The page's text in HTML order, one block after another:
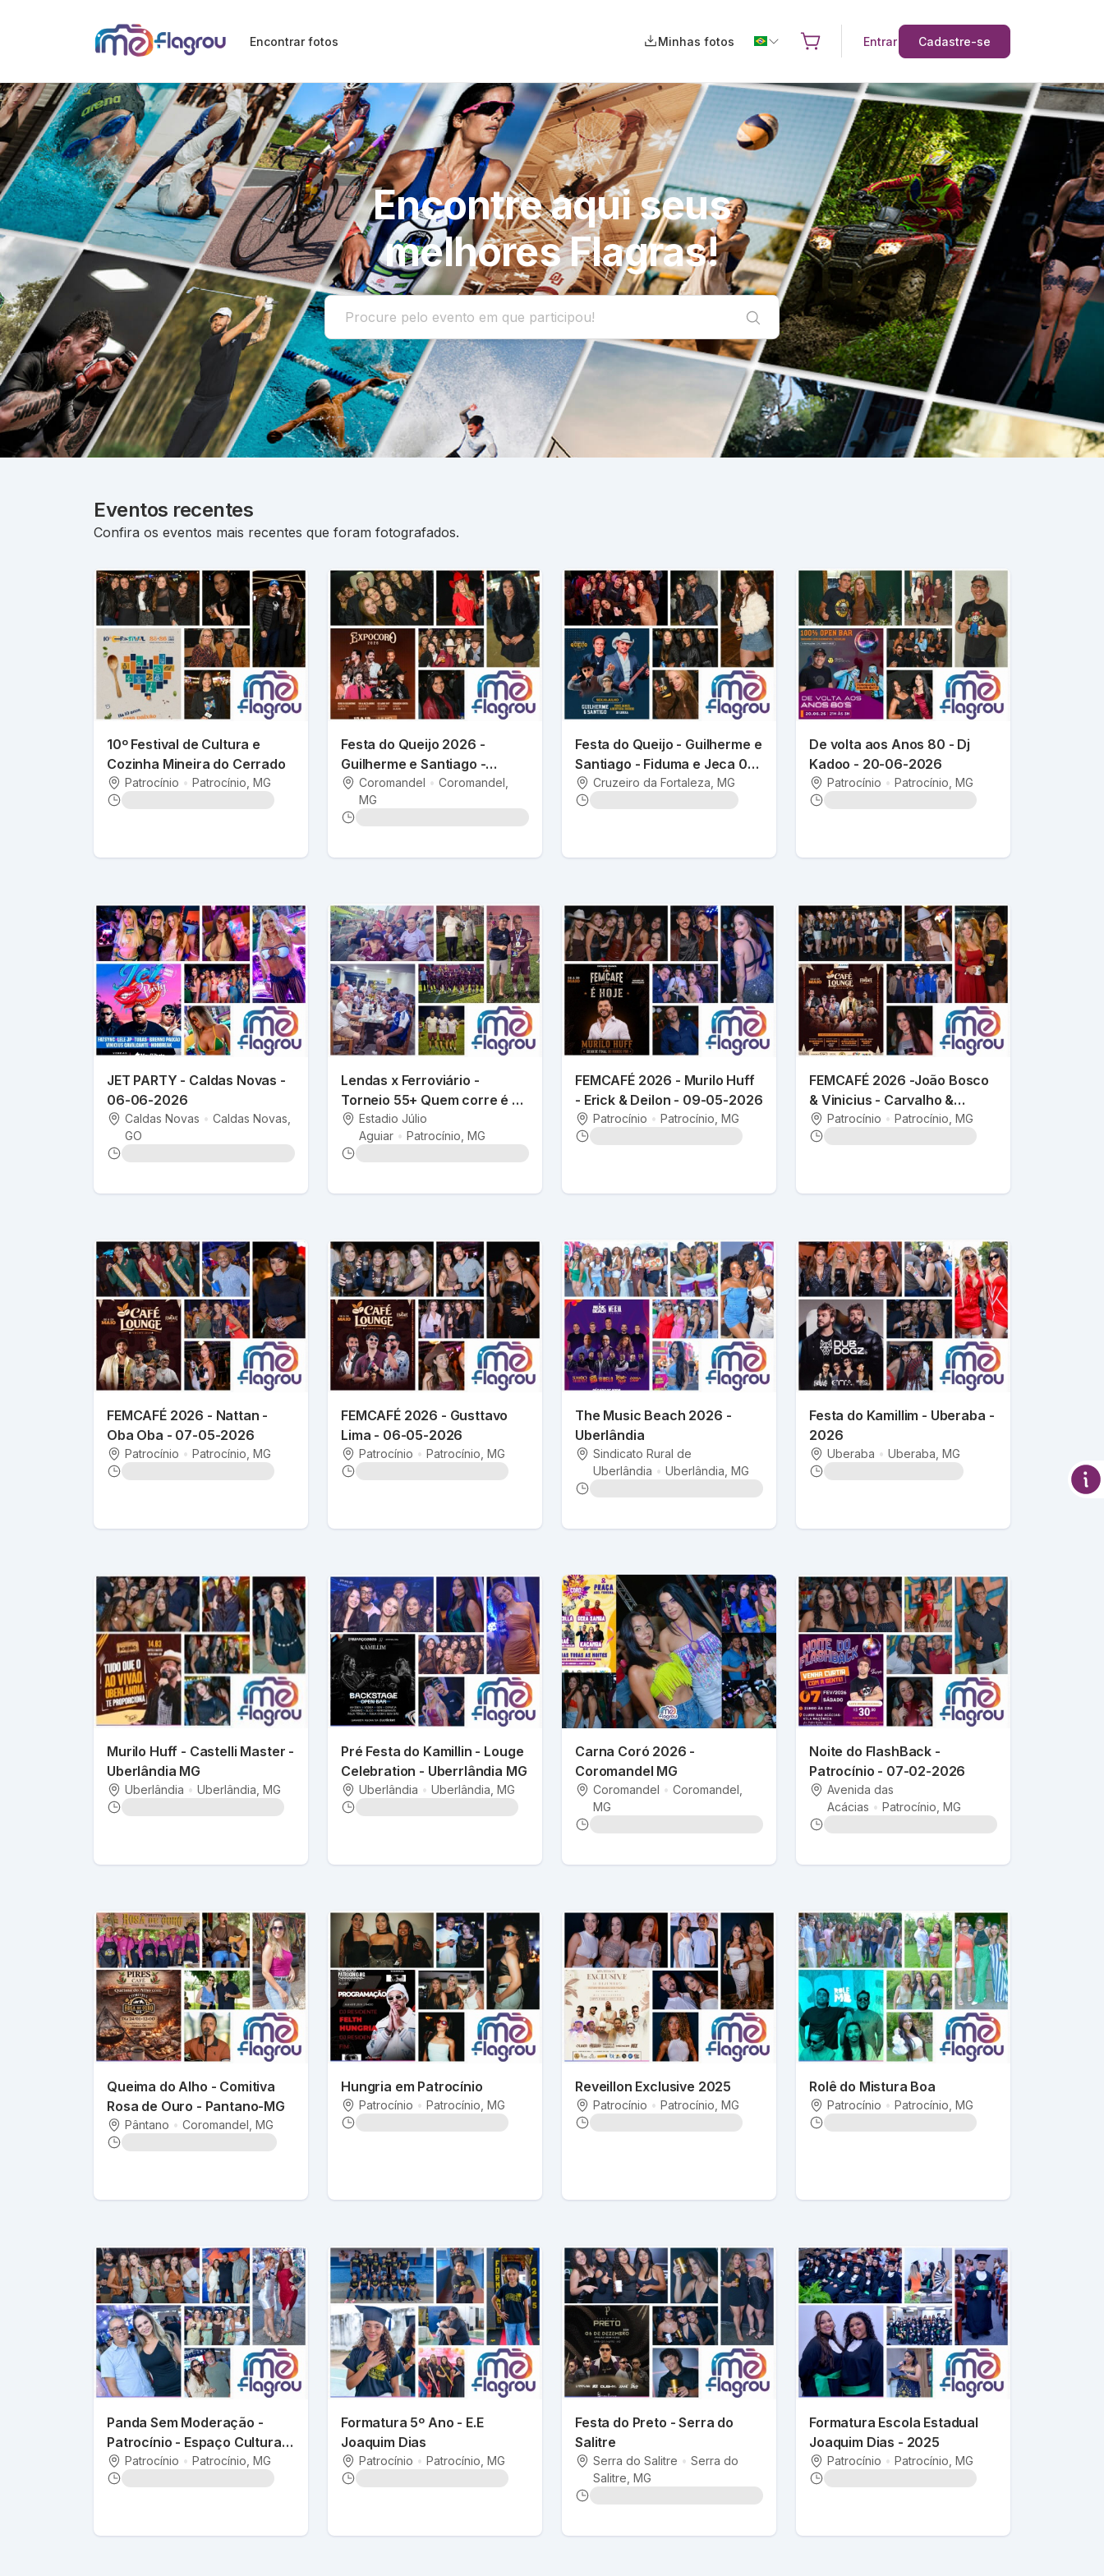
Encontrar fotos Minhas fotos Entrar Cadastre-se
Encontre aqui seus
melhores Flagras!
Eventos recentes
Confira os eventos mais recentes que foram fotografados.
10º Festival de Cultura e
Cozinha Mineira do Cerrado
Patrocínio • Patrocínio, MG
Festa do Queijo 2026 -
Guilherme e Santiago -
Fiduma & Jeca 09 a
12/07/2026
Coromandel • Coromandel,
MG
Festa do Queijo - Guilherme e
Santiago - Fiduma e Jeca 09
a 12-07-2026
Cruzeiro da Fortaleza, MG
De volta aos Anos 80 - Dj
Kadoo - 20-06-2026
Patrocínio • Patrocínio, MG
JET PARTY - Caldas Novas -
06-06-2026
Caldas Novas • Caldas Novas
GO
Lendas x Ferroviário -
Torneio 55+ Quem corre é a
bolaEstadio Júlio
Aguiar • Patrocínio , MG
FEMCAFÉ 2026 - Murilo Huff
- Erick & Deilon - 09-05-2026
Patrocínio • Patrocínio , MG
FEMCAFÉ 2026 -João Bosco
& Vinicius - Carvalho &
Mariano 08-05-2026
Patrocínio • Patrocínio , MG
FEMCAFÉ 2026 - Nattan -
Oba Oba - 07-05-2026
Patrocínio • Patrocínio , MG
FEMCAFÉ 2026 - Gusttavo
Lima - 06-05-2026
Patrocínio • Patrocínio , MG
The Music Beach 2026 -
Uberlândia
Sindicato Rural de
Uberlândia • Uberlândia , MG
Festa do Kamillim - Uberaba -
2026
Uberaba • Uberaba , MG
Murilo Huff - Castelli Master -
Uberlândia MG
Uberlândia • Uberlândia , MG
Pré Festa do Kamillin - Louge
Celebration - Uberrlândia MG
Uberlândia • Uberlândia , MG
Carna Coró 2026 -
Coromandel MG
Coromandel • Coromandel
MG
Noite do FlashBack -
Patrocínio - 07-02-2026
Avenida das
Acácias • Patrocínio , MG
Queima do Alho - Comitiva
Rosa de Ouro - Pantano-MG
Pântano • Coromandel , MG
Hungria em Patrocínio
Patrocínio • Patrocínio , MG
Reveillon Exclusive 2025
Patrocínio • Patrocínio , MG
Rolê do Mistura Boa
Patrocínio • Patrocínio , MG
Panda Sem Moderação -
Patrocínio - Espaço Cultural -
2025Patrocínio • Patrocínio , MG
Formatura 5º Ano - E.E
Joaquim Dias
Patrocínio • Patrocínio , MG
Festa do Preto - Serra do
Salitre
Serra do Salitre • Serra do
Salitre , MG
Formatura Escola Estadual
Joaquim Dias - 2025
Patrocínio • Patrocínio , MG